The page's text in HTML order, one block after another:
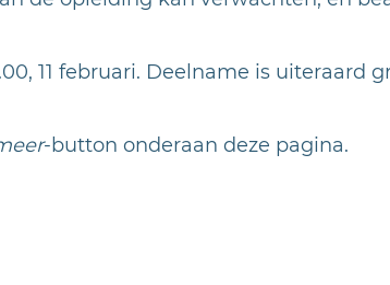
11 februari. Deelname is uiteraard
-button onderaan deze pagina.